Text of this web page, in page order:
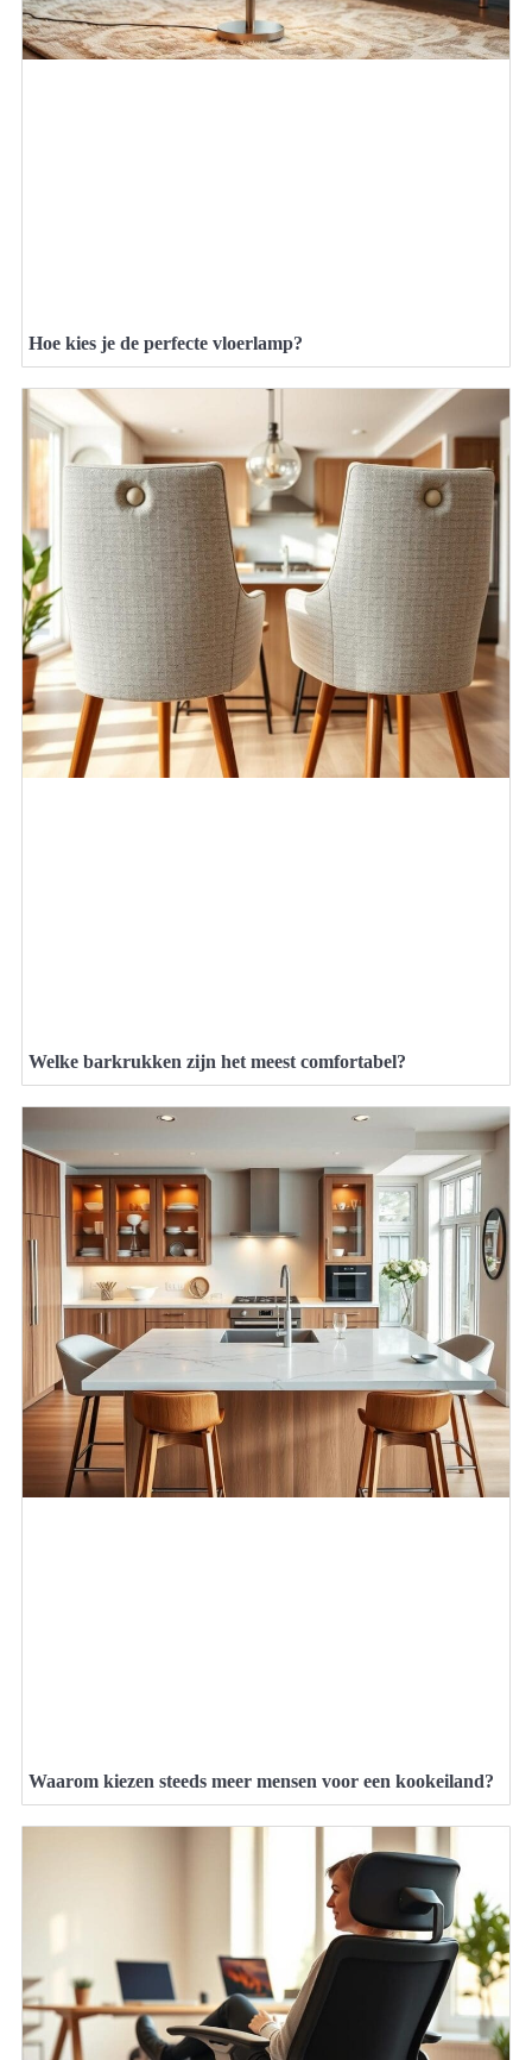
Hoe kies je de perfecte vloerlamp?
Welke barkrukken zijn het meest comfortabel?
Waarom kiezen steeds meer mensen voor een kookeiland?